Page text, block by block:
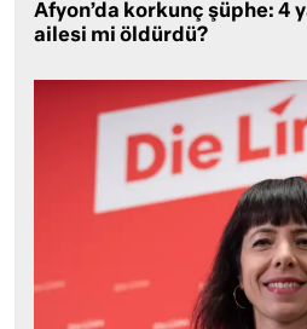
Afyon’da korkunç şüphe: 4
ailesi mi öldürdü?